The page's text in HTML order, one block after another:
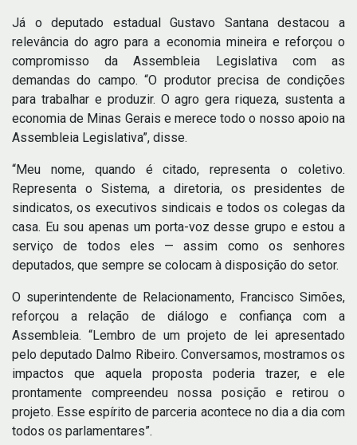
Já o deputado estadual Gustavo Santana destacou a
relevância do agro para a economia mineira e reforçou o
compromisso da Assembleia Legislativa com as
demandas do campo. “O produtor precisa de condições
para trabalhar e produzir. O agro gera riqueza, sustenta a
economia de Minas Gerais e merece todo o nosso apoio na
Assembleia Legislativa”, disse.
“Meu nome, quando é citado, representa o coletivo.
Representa o Sistema, a diretoria, os presidentes de
sindicatos, os executivos sindicais e todos os colegas da
casa. Eu sou apenas um porta-voz desse grupo e estou a
serviço de todos eles — assim como os senhores
deputados, que sempre se colocam à disposição do setor.
O superintendente de Relacionamento, Francisco Simões,
reforçou a relação de diálogo e confiança com a
Assembleia. “Lembro de um projeto de lei apresentado
pelo deputado Dalmo Ribeiro. Conversamos, mostramos os
impactos que aquela proposta poderia trazer, e ele
prontamente compreendeu nossa posição e retirou o
projeto. Esse espírito de parceria acontece no dia a dia com
todos os parlamentares”.